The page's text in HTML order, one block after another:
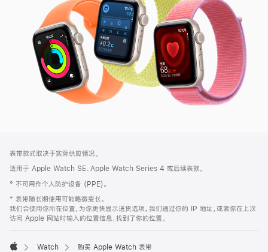
3
页
页
脚
注
表带款式取决于实际供应情况。
适用于 Apple Watch SE、Apple Watch Series 4 或后续表款。
° 不可用作个人防护设备 (PPE)。
* 表带随长期使用可能略微变长。
我们会使用你所在位置，为你更快显示送货选项。我们通过你的 IP 地址，或者你在上次
访问 Apple 网站时输入的位置信息，找到了你的位置。
Watch 购买 Apple Watch 表带